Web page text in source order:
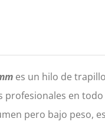
es un hilo de
en
pero bajo peso,